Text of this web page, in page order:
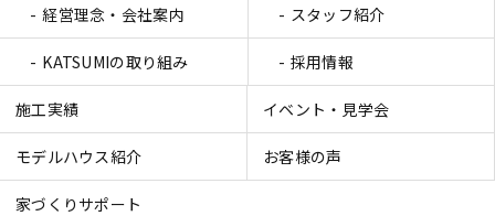
経営理念・会社案内 スタッフ紹介
KATSUMIの取り組み 採用情報
施工実績 イベント・見学会
モデルハウス紹介 お客様の声
家づくりサポート